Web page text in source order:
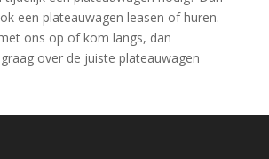
een plateauwagen leasen of huren.
ons op of kom langs, dan
over de juiste plateauwagen